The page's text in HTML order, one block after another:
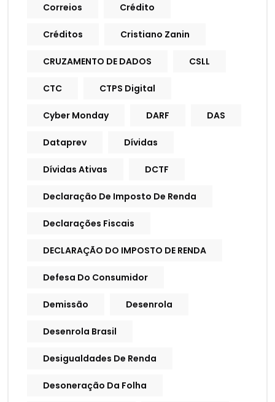
Correios Crédito
Créditos Cristiano Zanin
CRUZAMENTO DE DADOS CSLL
CTC CTPS Digital
Cyber Monday DARF DAS
Dataprev Dívidas
Dívidas Ativas DCTF
Declaração De Imposto De Renda
Declarações Fiscais
DECLARAÇÃO DO IMPOSTO DE RENDA
Defesa Do Consumidor
Demissão Desenrola
Desenrola Brasil
Desigualdades De Renda
Desoneração Da Folha